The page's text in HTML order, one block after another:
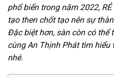
phổ biển trong năm 2022,
tạo then chốt tạo nên sự
Đặc biệt hơn, sàn còn có thể
cùng An Thịnh Phát tìm hiểu
nhé.